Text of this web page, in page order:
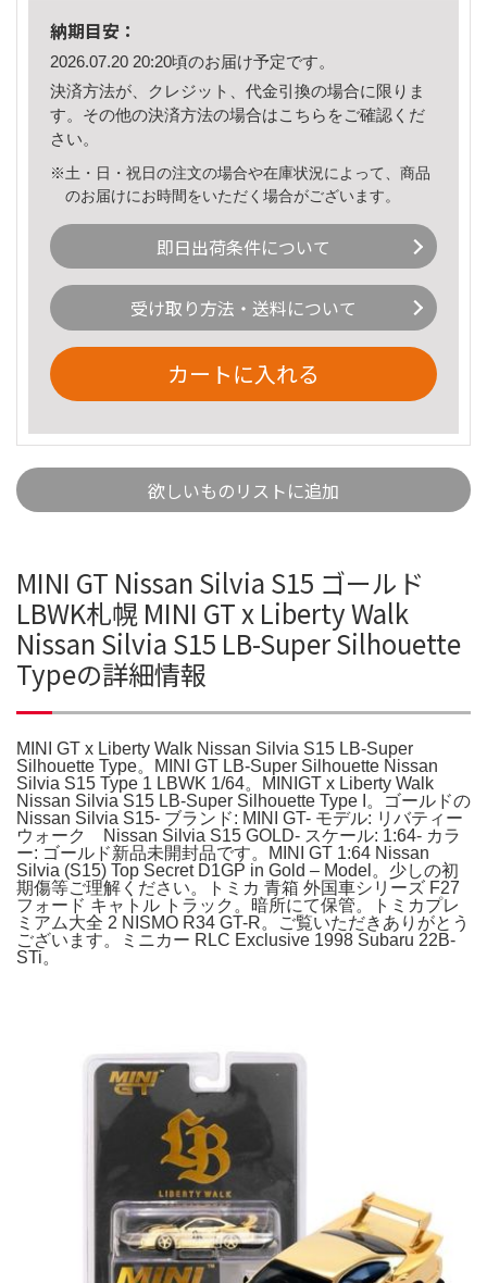
納期目安：
2026.07.20 20:20頃のお届け予定です。
決済方法が、クレジット、代金引換の場合に限りま
す。その他の決済方法の場合はこちら をご確認くだ
さい。
※土・日・祝日の注文の場合や在庫状況によって、商品
のお届けにお時間をいただく場合がございます。
即日出荷条件について
受け取り方法・送料について
カートに入れる
欲しいものリストに追加
MINI GT Nissan Silvia S15 ゴールド
LBWK札幌 MINI GT x Liberty Walk
Nissan Silvia S15 LB-Super Silhouette
Typeの詳細情報
MINI GT x Liberty Walk Nissan Silvia S15 LB-Super
Silhouette Type。MINI GT LB-Super Silhouette Nissan
Silvia S15 Type 1 LBWK 1/64。MINIGT x Liberty Walk
Nissan Silvia S15 LB-Super Silhouette Type I。ゴールドの
Nissan Silvia S15- ブランド: MINI GT- モデル: リバティー
ウォーク Nissan Silvia S15 GOLD- スケール: 1:64- カラ
ー: ゴールド新品未開封品です。MINI GT 1:64 Nissan
Silvia (S15) Top Secret D1GP in Gold – Model。少しの初
期傷等ご理解ください。トミカ 青箱 外国車シリーズ F27
フォード キャトル トラック。暗所にて保管。トミカプレ
ミアム大全 2 NISMO R34 GT-R。ご覧いただきありがとう
ございます。ミニカー RLC Exclusive 1998 Subaru 22B-
STi。